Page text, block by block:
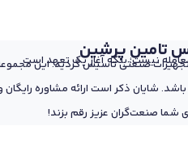
تامین پرشین
نیست؛ بلکه آغاز یک تعهد است
قطعات مکانیکی و تجهیزات صنعتی تاسیس
ذکر است ارائه مشاوره
شما صنعت‌گران عزیز رقم بزند!